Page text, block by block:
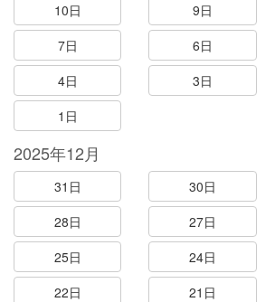
10日
9日
7日
6日
4日
3日
1日
2025年12月
31日 30日
28日
27日
25日
24日
22日
21日